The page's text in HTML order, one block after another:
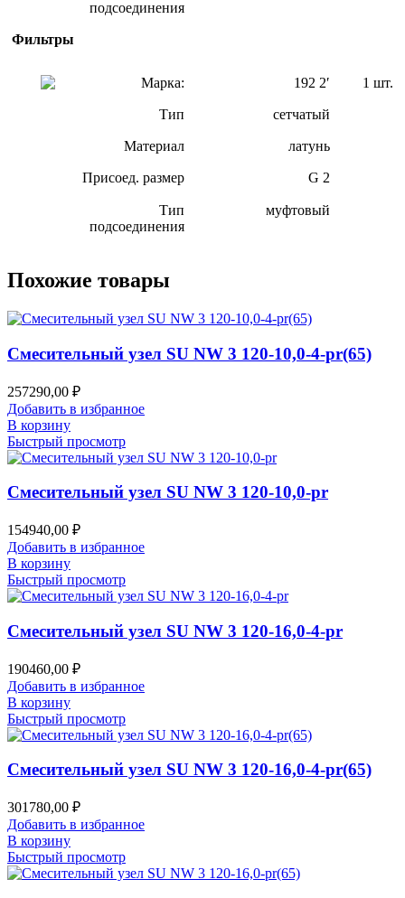
подсоединения
Фильтры
Марка: 192 2′ 1 шт.
Тип сетчатый
Материал латунь
Присоед. размер G 2
Тип
подсоединения
муфтовый
Похожие товары
Смесительный узел SU NW 3 120-10,0-4-pr(65)
257290,00 ₽
Добавить в избранное
В корзину
Быстрый просмотр
Смесительный узел SU NW 3 120-10,0-pr
154940,00 ₽
Добавить в избранное
В корзину
Быстрый просмотр
Смесительный узел SU NW 3 120-16,0-4-pr
190460,00 ₽
Добавить в избранное
В корзину
Быстрый просмотр
Смесительный узел SU NW 3 120-16,0-4-pr(65)
301780,00 ₽
Добавить в избранное
В корзину
Быстрый просмотр